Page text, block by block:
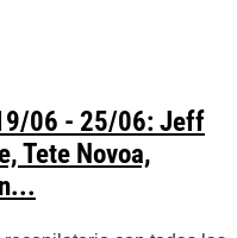
06 - 25/06: Jeff
Tete Novoa,